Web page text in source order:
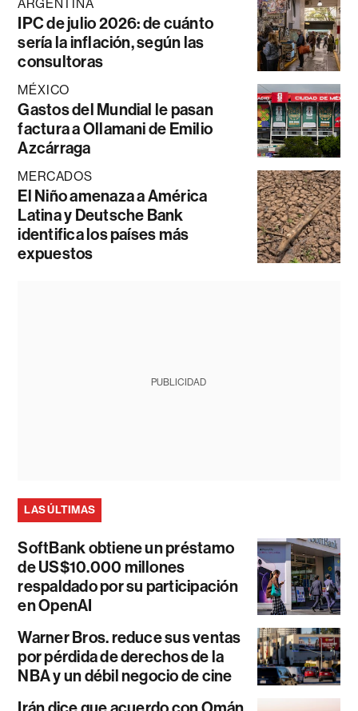
ARGENTINA
IPC de julio 2026: de cuánto
sería la inflación, según las
consultoras
MÉXICO
Gastos del Mundial le pasan
factura a Ollamani de Emilio
Azcárraga
MERCADOS
El Niño amenaza a América
Latina y Deutsche Bank
identifica los países más
expuestos
PUBLICIDAD
LAS ÚLTIMAS
SoftBank obtiene un préstamo
de US$10.000 millones
respaldado por su participación
en OpenAI
Warner Bros. reduce sus ventas
por pérdida de derechos de la
NBA y un débil negocio de cine